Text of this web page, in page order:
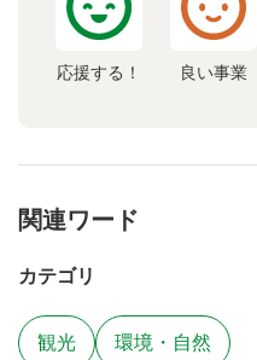
応援する！ 良い事業
関連ワード
カテゴリ
観光 環境・自然